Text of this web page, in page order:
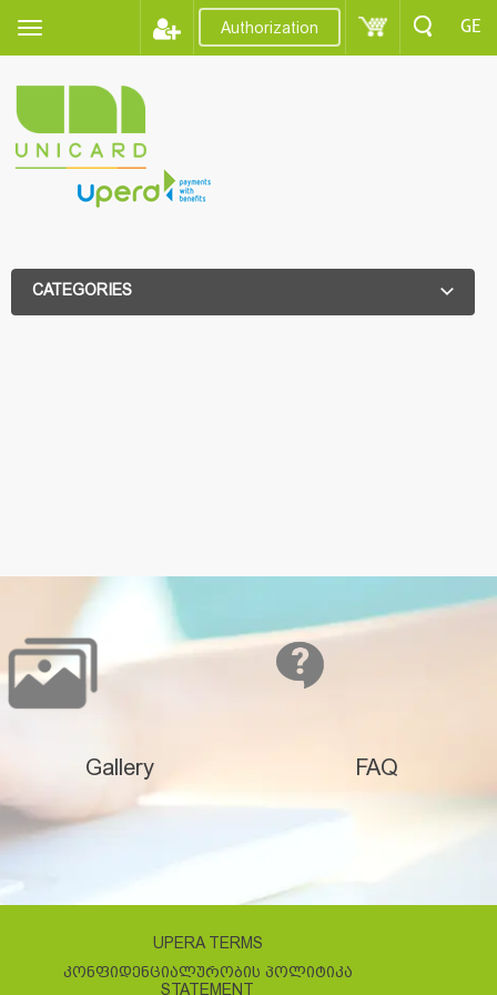
Authorization GE
CATEGORIES
Gallery FAQ
UPERA TERMS
ᲙᲝᲜᲤᲘᲓᲔᲜᲪᲘᲐᲚᲣᲠᲝᲑᲘᲡ ᲞᲝᲚᲘᲢᲘᲙᲐ
STATEMENT